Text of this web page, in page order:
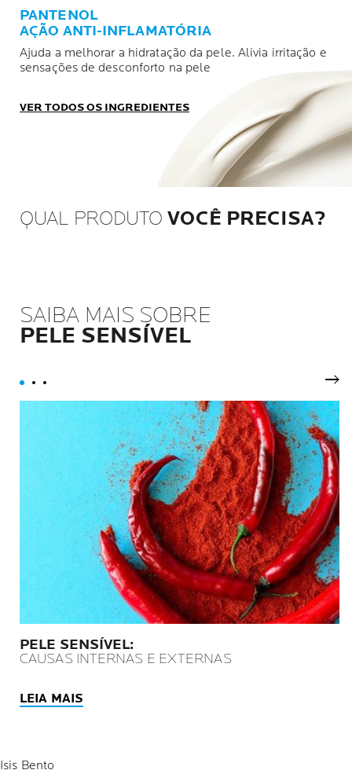
PANTENOL
AÇÃO ANTI-INFLAMATÓRIA
Ajuda a melhorar a hidratação da pele. Alivia irritação e
sensações de desconforto na pele
VER TODOS OS INGREDIENTES
QUAL PRODUTOVOCÊ PRECISA?
SAIBA MAIS SOBRE
PELE SENSÍVEL
PELE SENSÍVEL:
CAUSAS INTERNAS E EXTERNAS
LEIA MAIS
Isis Bento